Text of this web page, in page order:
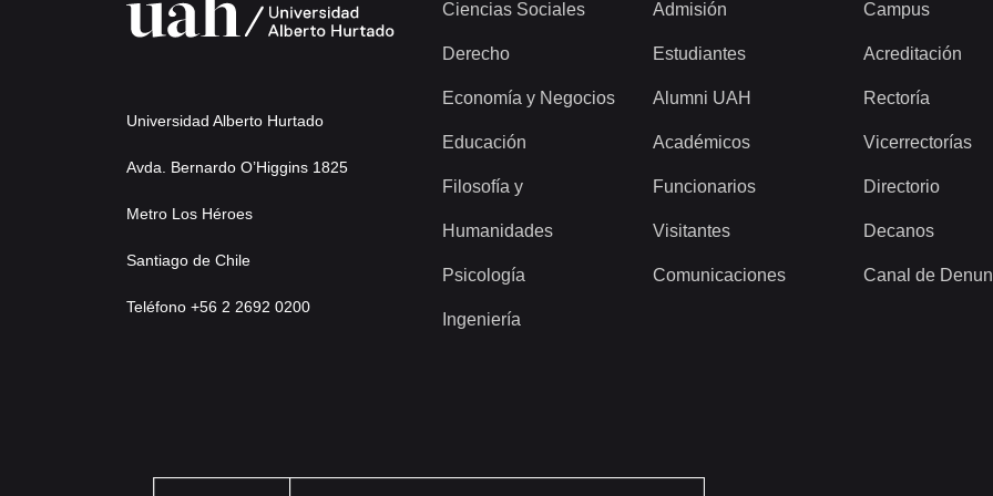
Universidad Alberto Hurtado
Avda. Bernardo O’Higgins 1825
Metro Los Héroes
Santiago de Chile
Teléfono +56 2 2692 0200
Ciencias Sociales
Derecho
Economía y Negocios
Educación
Filosofía y
Humanidades
Psicología
Ingeniería
Admisión
Estudiantes
Alumni UAH
Académicos
Funcionarios
Visitantes
Comunicaciones
Campus
Acreditación
Rectoría
Vicerrectorías
Directorio
Decanos
Canal de